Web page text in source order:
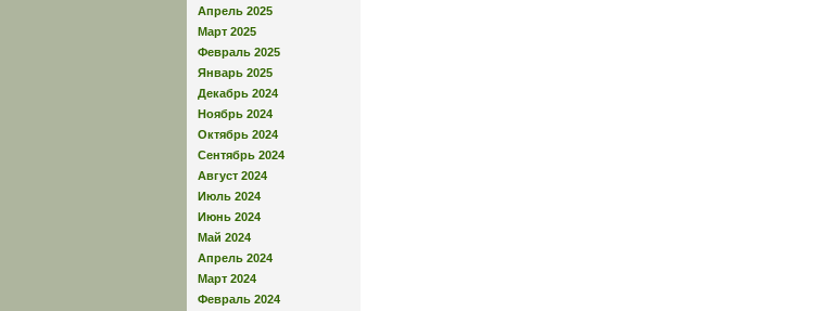
Апрель 2025
Март 2025
Февраль 2025
Январь 2025
Декабрь 2024
Ноябрь 2024
Октябрь 2024
Сентябрь 2024
Август 2024
Июль 2024
Июнь 2024
Май 2024
Апрель 2024
Март 2024
Февраль 2024